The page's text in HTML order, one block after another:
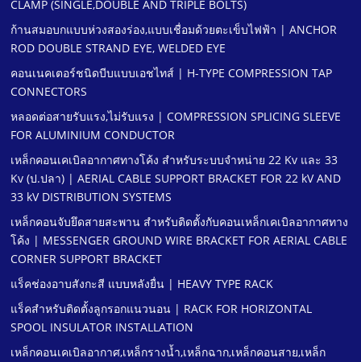
CLAMP (SINGLE,DOUBLE AND TRIPLE BOLTS)
ก้านสมอบกแบบห่วงสองร่อง,แบบเชื่อมด้วยตะเข็บไฟฟ้า | ANCHOR
ROD DOUBLE STRAND EYE, WELDED EYE
คอนเนคเตอร์ชนิดบีบแบบเอชไทส์ | H-TYPE COMPRESSION TAP
CONNECTORS
หลอดต่อสายรับแรง,ไม่รับแรง | COMPRESSION SPLICING SLEEVE
FOR ALUMINIUM CONDUCTOR
เหล็กคอนเคเบิลอากาศทางโค้ง สําหรับระบบจําหน่าย 22 Kv และ 33
Kv (ป.ปลา) | AERIAL CABLE SUPPORT BRACKET FOR 22 kV AND
33 kV DISTRIBUTION SYSTEMS
เหล็กคอนจับยึดสายสะพาน สําหรับติดตั้งกับคอนเหล็กเคเบิลอากาศทาง
โค้ง | MESSENGER GROUND WIRE BRACKET FOR AERIAL CABLE
CORNER SUPPORT BRACKET
แร็คช่องอาบสังกะสี แบบหลังยื่น | HEAVY TYPE RACK
แร็คสําหรับติดตั้งลูกรอกแนวนอน | RACK FOR HORIZONTAL
SPOOL INSULATOR INSTALLATION
เหล็กคอนเคเบิลอากาศ,เหล็กรางนํ้า,เหล็กฉาก,เหล็กคอนสาย,เหล็ก